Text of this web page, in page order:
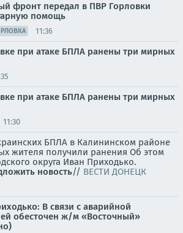
фронт передал в ПВР Горловки
помощь
11:36
при атаке БПЛА ранены три мирных
при атаке БПЛА ранены три мирных
11:30
БПЛА в Калининском районе
жителя получили ранения Об этом
округа Иван Приходько.
новость// ВЕСТИ ДОНЕЦК
В связи с аварийной
обесточен ж/м «Восточный»